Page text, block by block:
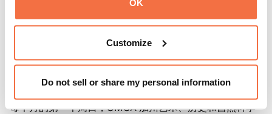
OK
Customize
Do not sell or share my personal information
第一主日
每个月的第一个周日，OMCA 加州艺术、历史和自然科学